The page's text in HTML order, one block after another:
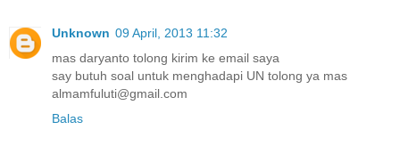
Unknown 09 April, 2013 11:32
mas daryanto tolong kirim ke email saya
say butuh soal untuk menghadapi UN tolong ya mas
almamfuluti@gmail.com
Balas